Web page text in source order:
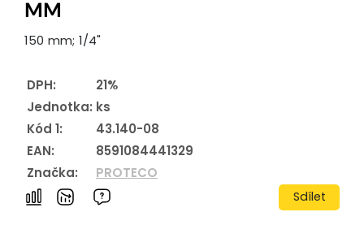
MM
150 mm; 1/4"
DPH:
21%
Jednotka: ks
Kód 1:
43.140-08
EAN:
8591084441329
Značka:
PROTECO
Sdílet